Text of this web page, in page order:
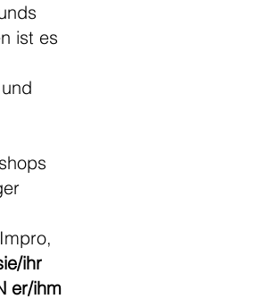
ist es
ihr
er/ihm